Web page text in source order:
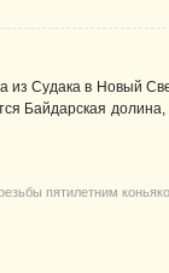
Судака в Новый
Байдарская
пятилетним